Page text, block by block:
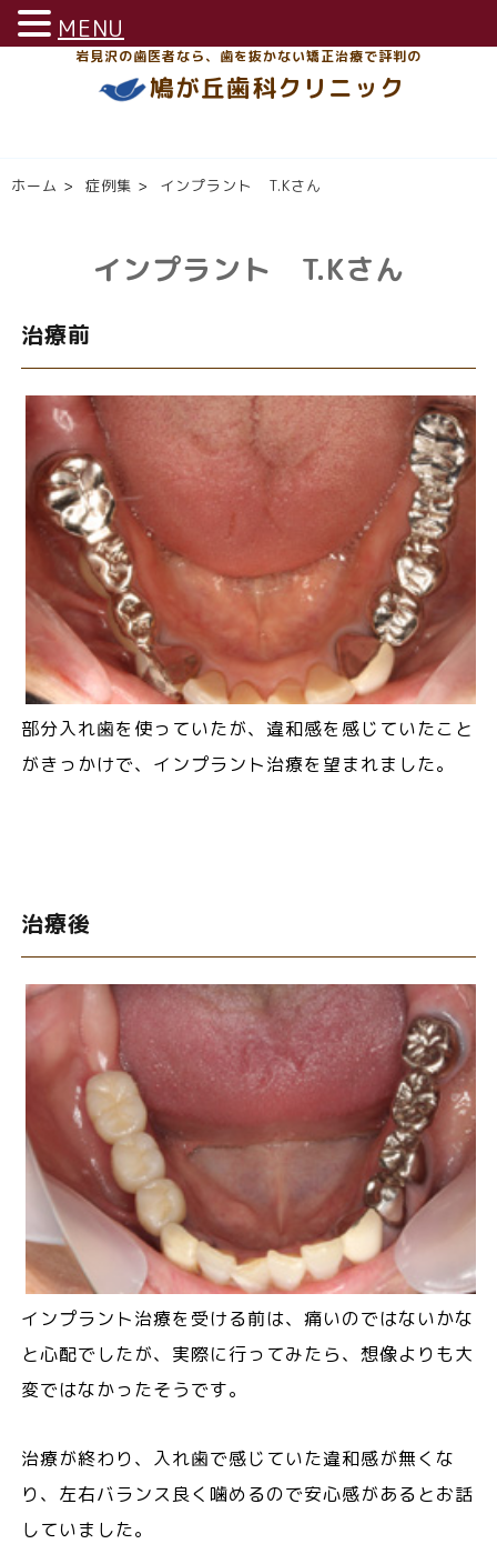
岩見沢の歯医者なら、歯を抜かない矯正治療で評判の
鳩が丘歯科クリニック
ホーム > 症例集 > インプラント T.Kさん
インプラント T.Kさん
治療前
部分入れ歯を使っていたが、違和感を感じていたこと
がきっかけで、インプラント治療を望まれました。
治療後
インプラント治療を受ける前は、痛いのではないかな
と心配でしたが、実際に行ってみたら、想像よりも大
変ではなかったそうです。
治療が終わり、入れ歯で感じていた違和感が無くな
り、左右バランス良く噛めるので安心感があるとお話
していました。
MENU